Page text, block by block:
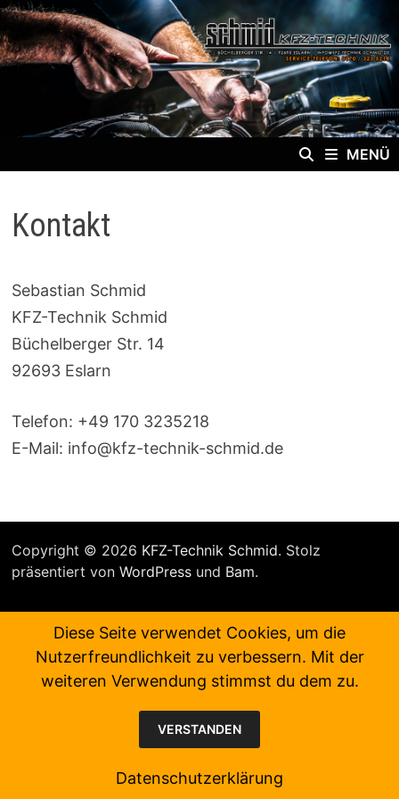
Zum
Inhalt
springen
MENÜ
Kontakt
Sebastian Schmid
KFZ-Technik Schmid
Büchelberger Str. 14
92693 Eslarn
Telefon: +49 170 3235218
E-Mail: info@kfz-technik-schmid.de
Copyright © 2026 KFZ-Technik Schmid. Stolz
präsentiert von WordPressund Bam.
Diese Seite verwendet Cookies, um die
Nutzerfreundlichkeit zu verbessern. Mit der
weiteren Verwendung stimmst du dem zu.
VERSTANDEN
Datenschutzerklärung